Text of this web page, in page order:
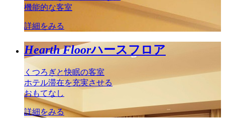
機能的な客室
詳細をみる
Hearth Floorハースフロア
くつろぎと快眠の客室
ホテル滞在を充実させる
おもてなし
詳細をみる